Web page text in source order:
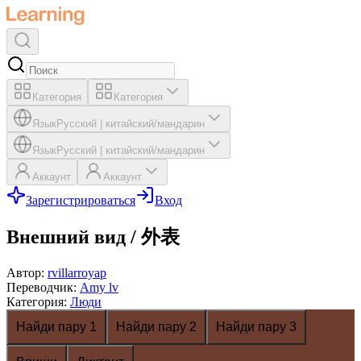
Категория Категория
ЯзыкРусский китайский/мандарин
ЯзыкРусский китайский/мандарин
Аккаунт Аккаунт
Зарегистрироваться Вход
Внешний вид / 外表
Автор: rvillarroyap
Переводчик: Amy lv
Категория: Люди
Найди пару 1
Найди пару 2 Найди пару 3